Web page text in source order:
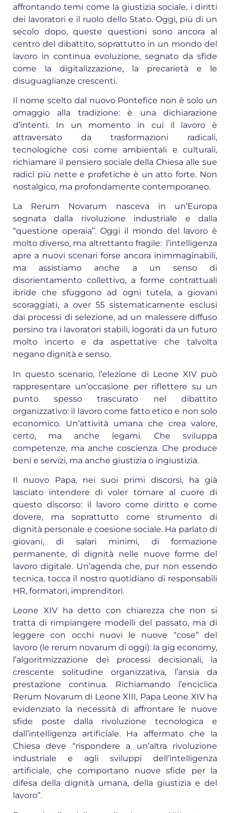
affrontando temi come la giustizia sociale, i diritti
dei lavoratori e il ruolo dello Stato. Oggi, più di un
secolo dopo, queste questioni sono ancora al
centro del dibattito, soprattutto in un mondo del
lavoro in continua evoluzione, segnato da sfide
come la digitalizzazione, la precarietà e le
disuguaglianze crescenti.
Il nome scelto dal nuovo Pontefice non è solo un
omaggio alla tradizione: è una dichiarazione
d’intenti. In un momento in cui il lavoro è
attraversato da trasformazioni radicali,
tecnologiche cosi come ambientali e culturali,
richiamare il pensiero sociale della Chiesa alle sue
radici più nette e profetiche è un atto forte. Non
nostalgico, ma profondamente contemporaneo.
La Rerum Novarum nasceva in un’Europa
segnata dalla rivoluzione industriale e dalla
“questione operaia”. Oggi il mondo del lavoro è
molto diverso, ma altrettanto fragile: l’intelligenza
apre a nuovi scenari forse ancora inimmaginabili,
ma assistiamo anche a un senso di
disorientamento collettivo, a forme contrattuali
ibride che sfuggono ad ogni tutela, a giovani
scoraggiati, a over 55 sistematicamente esclusi
dai processi di selezione, ad un malessere diffuso
persino tra i lavoratori stabili, logorati da un futuro
molto incerto e da aspettative che talvolta
negano dignità e senso.
In questo scenario, l’elezione di Leone XIV può
rappresentare un’occasione per riflettere su un
punto spesso trascurato nel dibattito
organizzativo: il lavoro come fatto etico e non solo
economico. Un’attività umana che crea valore,
certo, ma anche legami. Che sviluppa
competenze, ma anche coscienza. Che produce
beni e servizi, ma anche giustizia o ingiustizia.
Il nuovo Papa, nei suoi primi discorsi, ha già
lasciato intendere di voler tornare al cuore di
questo discorso: il lavoro come diritto e come
dovere, ma soprattutto come strumento di
dignità personale e coesione sociale. Ha parlato di
giovani, di salari minimi, di formazione
permanente, di dignità nelle nuove forme del
lavoro digitale. Un’agenda che, pur non essendo
tecnica, tocca il nostro quotidiano di responsabili
HR, formatori, imprenditori.
Leone XIV ha detto con chiarezza che non si
tratta di rimpiangere modelli del passato, ma di
leggere con occhi nuovi le nuove “cose” del
lavoro (le rerum novarum di oggi): la gig economy,
l’algoritmizzazione dei processi decisionali, la
crescente solitudine organizzativa, l’ansia da
prestazione continua. Richiamando l’enciclica
Rerum Novarum di Leone XIII, Papa Leone XIV ha
evidenziato la necessità di affrontare le nuove
sfide poste dalla rivoluzione tecnologica e
dall’intelligenza artificiale. Ha affermato che la
Chiesa deve “rispondere a un’altra rivoluzione
industriale e agli sviluppi dell’intelligenza
artificiale, che comportano nuove sfide per la
difesa della dignità umana, della giustizia e del
lavoro”.